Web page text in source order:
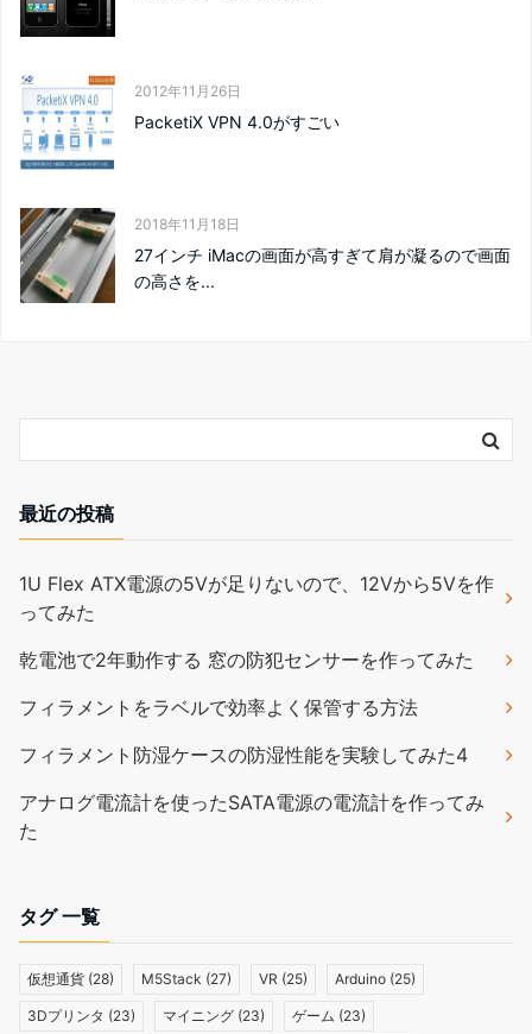
2012年11月26日
PacketiX VPN 4.0がすごい
2018年11月18日
27インチ iMacの画面が高すぎて肩が凝るので画面
の高さを...
最近の投稿
1U Flex ATX電源の5Vが足りないので、12Vから5Vを作
ってみた
乾電池で2年動作する 窓の防犯センサーを作ってみた
フィラメントをラベルで効率よく保管する方法
フィラメント防湿ケースの防湿性能を実験してみた4
アナログ電流計を使ったSATA電源の電流計を作ってみ
た
タグ 一覧
仮想通貨 (28) M5Stack (27) VR (25) Arduino (25)
3Dプリンタ (23) マイニング (23) ゲーム (23)